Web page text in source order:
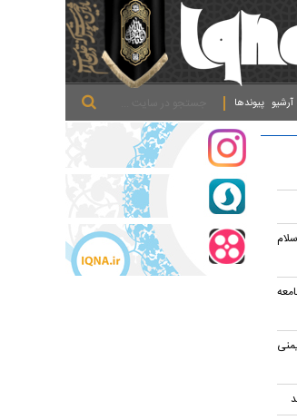
پیوندها آرشیو